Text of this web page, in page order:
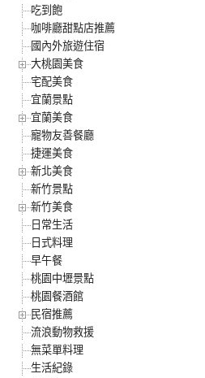
吃到飽
咖啡廳甜點店推薦
國內外旅遊住宿
大桃園美食
宅配美食
宜蘭景點
宜蘭美食
寵物友善餐廳
捷運美食
新北美食
新竹景點
新竹美食
日常生活
日式料理
早午餐
桃園中壢景點
桃園餐酒館
民宿推薦
流浪動物救援
無菜單料理
生活紀錄